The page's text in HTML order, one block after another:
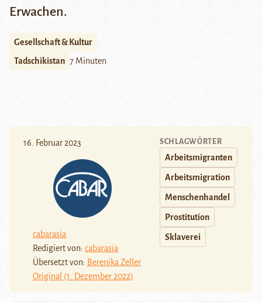
Erwachen.
Gesellschaft & Kultur
Tadschikistan 7 Minuten
16. Februar 2023
cabarasia
Redigiert von: cabarasia
Übersetzt von: Berenika Zeller
Original (1. Dezember 2022)
SCHLAGWÖRTER
Arbeitsmigranten
Arbeitsmigration
Menschenhandel
Prostitution
Sklaverei